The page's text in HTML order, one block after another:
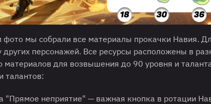
мы собрали все материалы прокачки Навия.
других персонажей. Все ресурсы расположены в
материалов для возвышения до 90 уровня и
талантов:
"Прямое неприятие" — важная кнопка в ротации